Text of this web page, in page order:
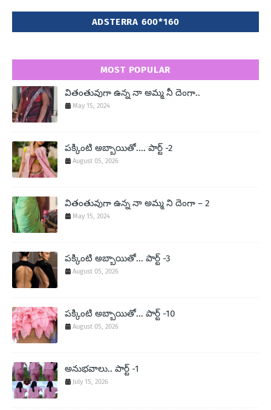
ADSTERRA 600*160
MOST POPULAR
వితంతువుగా ఉన్న నా అమ్మ నీ దెంగా..
May 15, 2024
పక్కింటి అబ్బాయితో.... పార్ట్ -2
August 05, 2026
వితంతువుగా ఉన్న నా అమ్మ ని దెంగా – 2
May 15, 2024
పక్కింటి అబ్బాయితో... పార్ట్ -3
August 05, 2026
పక్కింటి అబ్బాయితో... పార్ట్ -10
August 05, 2026
అనుభవాలు.. పార్ట్ -1
July 15, 2026